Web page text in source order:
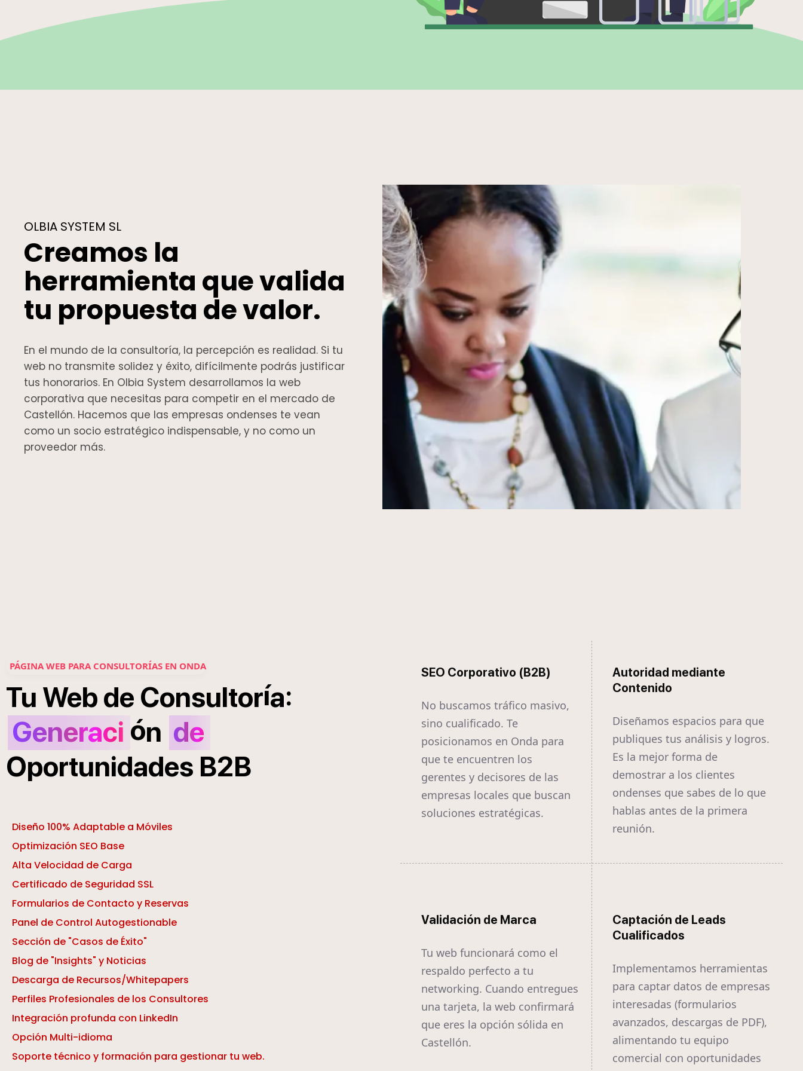
OLBIA SYSTEM SL
Creamos la
herramienta que valida
tu propuesta de valor.
En el mundo de la consultoría, la percepción es realidad. Si tu
web no transmite solidez y éxito, difícilmente podrás justificar
tus honorarios. En Olbia System desarrollamos la web
corporativa que necesitas para competir en el mercado de
Castellón. Hacemos que las empresas ondenses te vean
como un socio estratégico indispensable, y no como un
proveedor más.
PÁGINA WEB PARA CONSULTORÍAS EN ONDA
Tu Web de Consultoría:
Generaci ón de
Oportunidades B2B
Diseño 100% Adaptable a Móviles
Optimización SEO Base
Alta Velocidad de Carga
Certificado de Seguridad SSL
Formularios de Contacto y Reservas
Panel de Control Autogestionable
Sección de "Casos de Éxito"
Blog de "Insights" y Noticias
Descarga de Recursos/Whitepapers
Perfiles Profesionales de los Consultores
Integración profunda con LinkedIn
Opción Multi-idioma
Soporte técnico y formación para gestionar tu web.
SEO Corporativo (B2B)
No buscamos tráfico masivo,
sino cualificado. Te
posicionamos en Onda para
que te encuentren los
gerentes y decisores de las
empresas locales que buscan
soluciones estratégicas.
Autoridad mediante
Contenido
Diseñamos espacios para que
publiques tus análisis y logros.
Es la mejor forma de
demostrar a los clientes
ondenses que sabes de lo que
hablas antes de la primera
reunión.
Validación de Marca
Tu web funcionará como el
respaldo perfecto a tu
networking. Cuando entregues
una tarjeta, la web confirmará
que eres la opción sólida en
Castellón.
Captación de Leads
Cualificados
Implementamos herramientas
para captar datos de empresas
interesadas (formularios
avanzados, descargas de PDF),
alimentando tu equipo
comercial con oportunidades